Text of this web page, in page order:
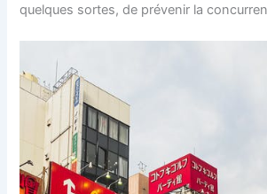
quelques sortes, de prévenir la